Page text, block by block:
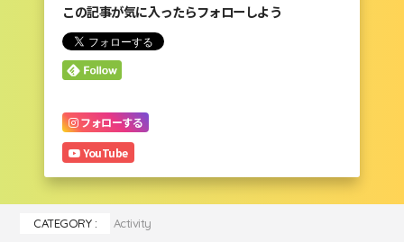
この記事が気に入ったらフォローしよう
フォローする
YouTube
CATEGORY : Activity